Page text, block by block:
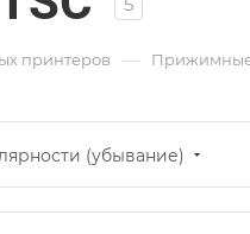
5
принтеров — Прижимные
(убывание)